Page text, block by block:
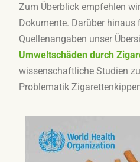
Zum Überblick empfehlen
Dokumente. Darüber hinaus
Quellenangaben unser
Umweltschäden durch
wissenschaftliche Studien
Problematik